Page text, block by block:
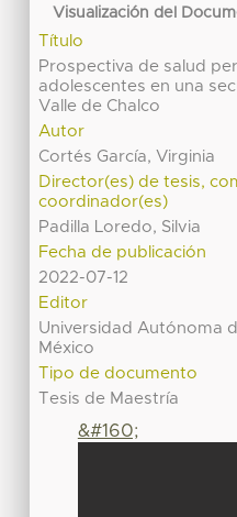
Visualización del
Título
Prospectiva de salud
adolescentes en una
Valle de Chalco
Autor
Cortés García, Virginia
Director(es) de tesis,
coordinador(es)
Padilla Loredo, Silvia
Fecha de publicación
2022-07-12
Editor
Universidad Autónoma
México
Tipo de documento
Tesis de Maestría
&#160;